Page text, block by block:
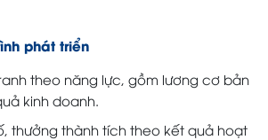
phát triển
theo năng lực, gồm lương cơ bản
kinh doanh.
thưởng thành tích theo kết quả hoạt